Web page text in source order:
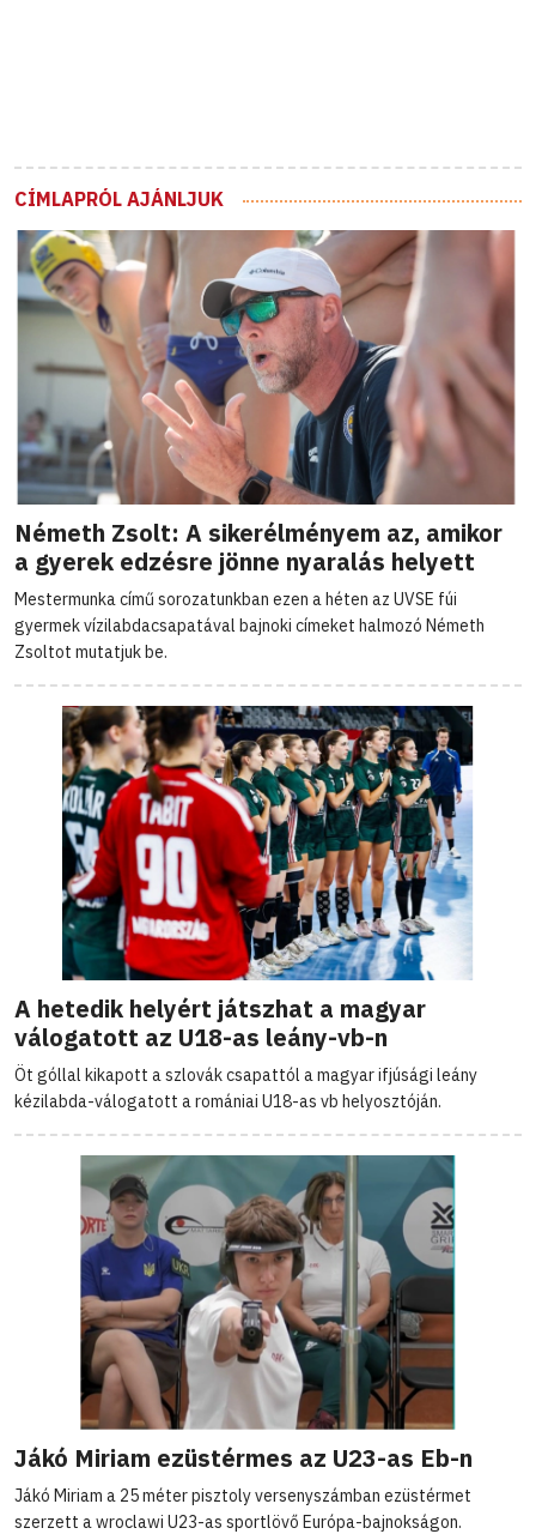
CÍMLAPRÓL AJÁNLJUK
Németh Zsolt: A sikerélményem az, amikor
a gyerek edzésre jönne nyaralás helyett
Mestermunka című sorozatunkban ezen a héten az UVSE fúi
gyermek vízilabdacsapatával bajnoki címeket halmozó Németh
Zsoltot mutatjuk be.
A hetedik helyért játszhat a magyar
válogatott az U18-as leány-vb-n
Öt góllal kikapott a szlovák csapattól a magyar ifjúsági leány
kézilabda-válogatott a romániai U18-as vb helyosztóján.
Jákó Miriam ezüstérmes az U23-as Eb-n
Jákó Miriam a 25 méter pisztoly versenyszámban ezüstérmet
szerzett a wroclawi U23-as sportlövő Európa-bajnokságon.